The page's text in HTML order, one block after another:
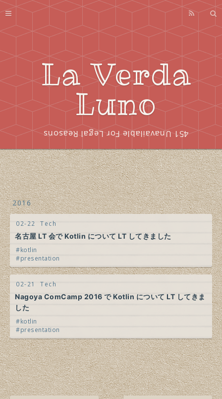
La Verda
Luno
451 Unavailable For Legal Reasons
2016
02-22 Tech
名古屋 LT 会で Kotlin について LT してきました
kotlin
presentation
02-21 Tech
Nagoya ComCamp 2016 で Kotlin について LT してきま
した
kotlin
presentation
Profile
About
Series
Index